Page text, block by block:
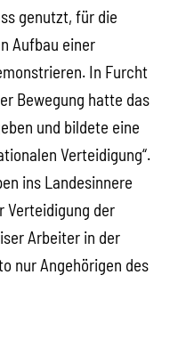
genutzt, für die
Aufbau einer
In Furcht
Bewegung hatte das
und bildete eine
Verteidigung“.
ins Landesinnere
Verteidigung der
Arbeiter in der
nur Angehörigen des